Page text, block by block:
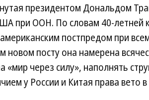
президентом Дональдом
при ООН. По словам 40-летней
постпредом при
новом посту она намерена
«мир через силу», наполнять
у России и Китая права вето